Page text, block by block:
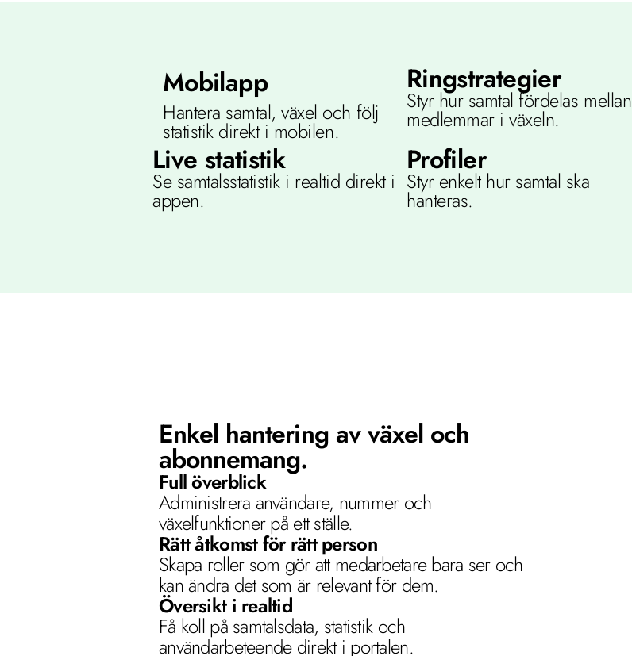
Mobilapp
Hantera samtal, växel och följ
statistik direkt i mobilen.
Ringstrategier
Styr hur samtal fördelas mellan
medlemmar i växeln.
Live statistik
Se samtalsstatistik i realtid direkt i
appen.
Profiler
Styr enkelt hur samtal ska
hanteras.
Enkel hantering av växel och
abonnemang.
Full överblick
Administrera användare, nummer och
växelfunktioner på ett ställe.
Rätt åtkomst för rätt person
Skapa roller som gör att medarbetare bara ser och
kan ändra det som är relevant för dem.
Översikt i realtid
Få koll på samtalsdata, statistik och
användarbeteende direkt i portalen.